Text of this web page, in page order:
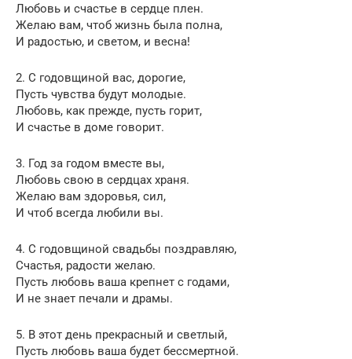
Любовь и счастье в сердце плен.
Желаю вам, чтоб жизнь была полна,
И радостью, и светом, и весна!
2. С годовщиной вас, дорогие,
Пусть чувства будут молодые.
Любовь, как прежде, пусть горит,
И счастье в доме говорит.
3. Год за годом вместе вы,
Любовь свою в сердцах храня.
Желаю вам здоровья, сил,
И чтоб всегда любили вы.
4. С годовщиной свадьбы поздравляю,
Счастья, радости желаю.
Пусть любовь ваша крепнет с годами,
И не знает печали и драмы.
5. В этот день прекрасный и светлый,
Пусть любовь ваша будет бессмертной.